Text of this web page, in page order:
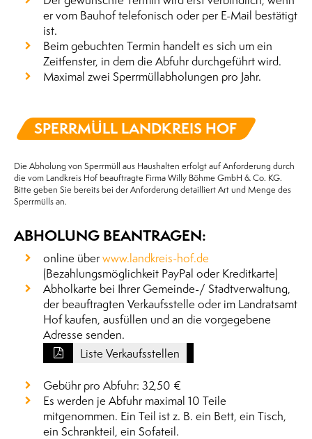
er vom Bauhof telefonisch oder per E-Mail bestätigt
ist.
Beim gebuchten Termin handelt es sich um ein
Zeitfenster, in dem die Abfuhr durchgeführt wird.
Maximal zwei Sperrmüllabholungen pro Jahr.
SPERRMÜLL LANDKREIS HOF
Die Abholung von Sperrmüll aus Haushalten erfolgt auf Anforderung durch
die vom Landkreis Hof beauftragte Firma Willy Böhme GmbH & Co. KG.
Bitte geben Sie bereits bei der Anforderung detailliert Art und Menge des
Sperrmülls an.
ABHOLUNG BEANTRAGEN:
online über www.landkreis-hof.de
(Bezahlungsmöglichkeit PayPal oder Kreditkarte)
Abholkarte bei Ihrer Gemeinde-/ Stadtverwaltung,
der beauftragten Verkaufsstelle oder im Landratsamt
Hof kaufen, ausfüllen und an die vorgegebene
Adresse senden.
Liste Verkaufsstellen
Gebühr pro Abfuhr: 32,50 €
Es werden je Abfuhr maximal 10 Teile
mitgenommen. Ein Teil ist z. B. ein Bett, ein Tisch,
ein Schrankteil, ein Sofateil.